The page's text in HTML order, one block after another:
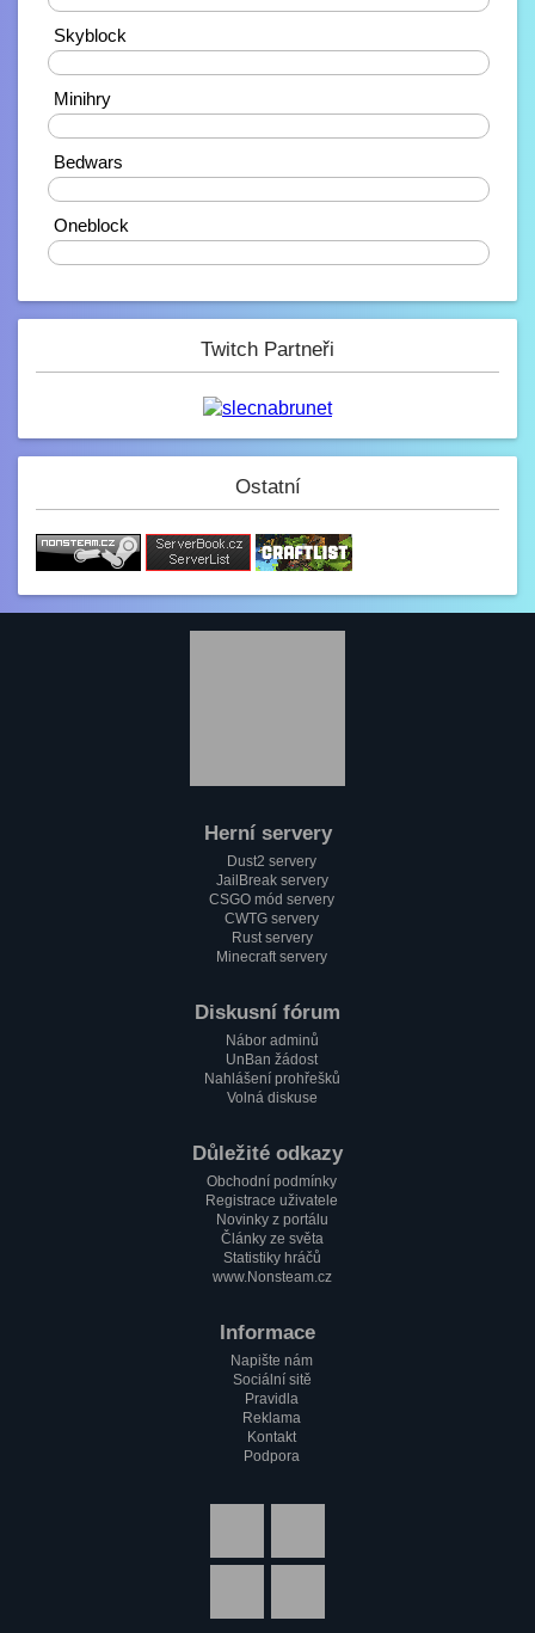
Rendiikk_
Zdravíčko ????
7.2. 2023, 00:06
corveck
Na JB opravené modely, tak se nelekněte
až se vám budou znovu stahovat :D
JeyC0b
3.2. 2023, 12:34
Jak se dneska máme?
1.2. 2023, 18:37
Testování mobilní verze????
Zdravím všechny pařmeny a pařmenky
Skyblock
Minihry
0%
Bedwars
Oneblock
0%
Twitch Partneři
Ostatní
Herní servery
Dust2 servery
JailBreak servery
CSGO mód servery
CWTG servery
Rust servery
Minecraft servery
Diskusní fórum
Nábor adminů
UnBan žádost
Nahlášení prohřešků
Volná diskuse
Důležité odkazy
Obchodní podmínky
Registrace uživatele
Novinky z portálu
Články ze světa
Statistiky hráčů
www.Nonsteam.cz
Informace
Napište nám
Sociální sitě
Pravidla
Reklama
Kontakt
Podpora